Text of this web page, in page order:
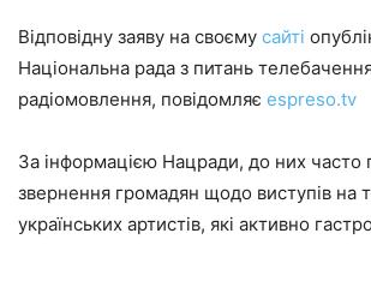
Відповідну заяву на своєму сайті
Національна рада з питань
радіомовлення, повідомляє espreso.tv
За інформацією Нацради, до них часто
звернення громадян щодо виступів на
українських артистів, які активно